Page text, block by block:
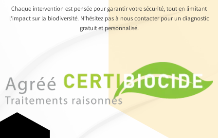
Chaque intervention est pensée pour garantir votre sécurité, tout en limitant
l’impact sur la biodiversité. N’hésitez pas à nous contacter pour un diagnostic
gratuit et personnalisé.